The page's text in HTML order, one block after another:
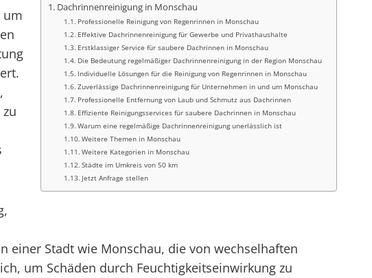
Dachrinnenreinigung in Monschau
Professionelle Reinigung von Regenrinnen in Monschau
Effektive Dachrinnenreinigung für Gewerbe und Privathaushalte
Erstklassiger Service für saubere Dachrinnen in Monschau
Die Bedeutung regelmäßiger Dachrinnenreinigung in der Region Monschau
Individuelle Lösungen für die Reinigung von Regenrinnen in Monschau
Zuverlässige Dachrinnenreinigung für Unternehmen in und um Monschau
Professionelle Entfernung von Laub und Schmutz aus Dachrinnen
Effiziente Reinigungsservices für saubere Dachrinnen in Monschau
Warum eine regelmäßige Dachrinnenreinigung unerlässlich ist
Weitere Themen in Monschau
Weitere Kategorien in Monschau
Städte im Umkreis von 50 km
Jetzt Anfrage stellen
um
einer Stadt wie Monschau, die von wechselhaften
um Schäden durch Feuchtigkeitseinwirkung zu